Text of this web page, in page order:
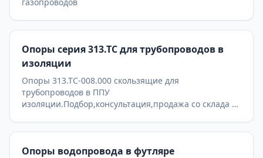
Опоры серия 313.ТС для трубопроводов в
изоляции
Опоры 313.ТС-008.000 скользящие для
трубопроводов в ППУ
изоляции.Подбор,консультация,продажа со склада в
Опоры водопровода в футляре